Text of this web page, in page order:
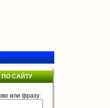
САЙТУ
или фразу: